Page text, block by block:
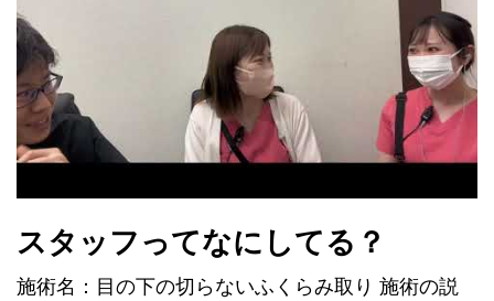
スタッフってなにしてる？
施術名：目の下の切らないふくらみ取り 施術の説